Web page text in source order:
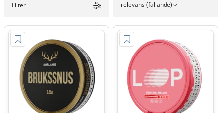
Filter relevans (fallande)